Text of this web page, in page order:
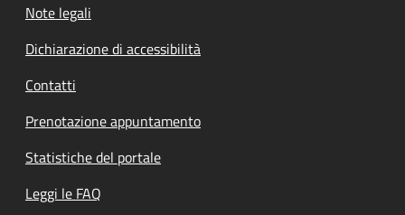
Note legali
Dichiarazione di accessibilità
Contatti
Prenotazione appuntamento
Statistiche del portale
Leggi le FAQ